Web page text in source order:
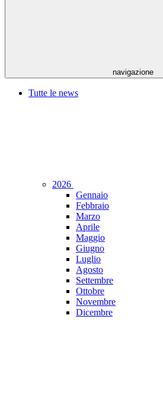
navigazione
Tutte le news
2026
Gennaio
Febbraio
Marzo
Aprile
Maggio
Giugno
Luglio
Agosto
Settembre
Ottobre
Novembre
Dicembre